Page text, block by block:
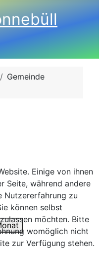
Gemeinde
Einige von ihnen
Seite, während andere
Nutzererfahrung zu
können selbst
möchten. Bitte
womöglich nicht
zur Verfügung stehen.